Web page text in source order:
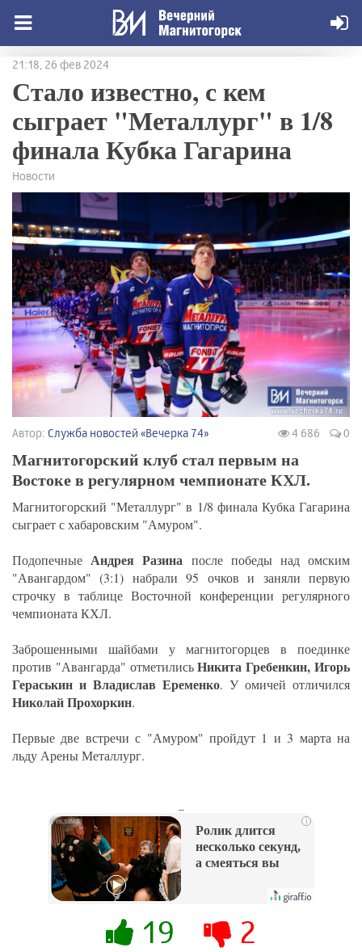
21:18, 26 фев 2024
Стало известно, с кем
сыграет "Металлург" в 1/8
финала Кубка Гагарина
Новости
Автор: Служба новостей «Вечерка 74» 4 686 0
Магнитогорский клуб стал первым на
Востоке в регулярном чемпионате КХЛ.
Магнитогорский "Металлург" в 1/8 финала Кубка Гагарина
сыграет с хабаровским "Амуром".
ПодопечныеАндрея Разина после победы над омским
"Авангардом" (3:1) набрали 95 очков и заняли первую
строчку в таблице Восточной конференции регулярного
чемпионата КХЛ.
Заброшенными шайбами у магнитогорцев в поединке
против "Авангарда" отметилисьНикита Гребенкин, Игорь
Гераськин и Владислав Еременко. У омичей отличился
Николай Прохоркин.
Первые две встречи с "Амуром" пройдут 1 и 3 марта на
льду Арены Металлург.
i
Ролик длится
несколько секунд,
а смеяться вы
19 2